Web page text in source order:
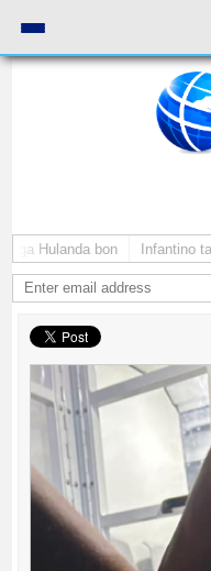
Hulanda bon Infantino ta